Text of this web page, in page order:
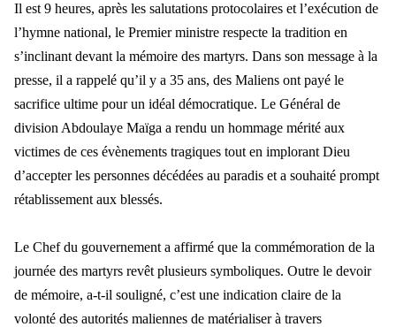
Il est 9 heures, après les salutations protocolaires et l’exécution de
l’hymne national, le Premier ministre respecte la tradition en
s’inclinant devant la mémoire des martyrs. Dans son message à la
presse, il a rappelé qu’il y a 35 ans, des Maliens ont payé le
sacrifice ultime pour un idéal démocratique. Le Général de
division Abdoulaye Maïga a rendu un hommage mérité aux
victimes de ces évènements tragiques tout en implorant Dieu
d’accepter les personnes décédées au paradis et a souhaité prompt
rétablissement aux blessés.
Le Chef du gouvernement a affirmé que la commémoration de la
journée des martyrs revêt plusieurs symboliques. Outre le devoir
de mémoire, a-t-il souligné, c’est une indication claire de la
volonté des autorités maliennes de matérialiser à travers